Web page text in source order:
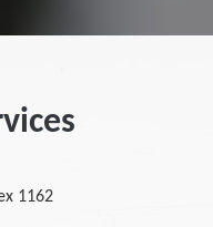
1162